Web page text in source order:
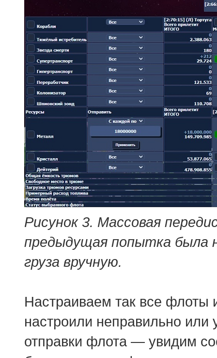
Рисунок 3. Массовая
предыдущая попытка была
груза вручную.
Настраиваем так все флоты
настроили неправильно или
отправки флота — увидим